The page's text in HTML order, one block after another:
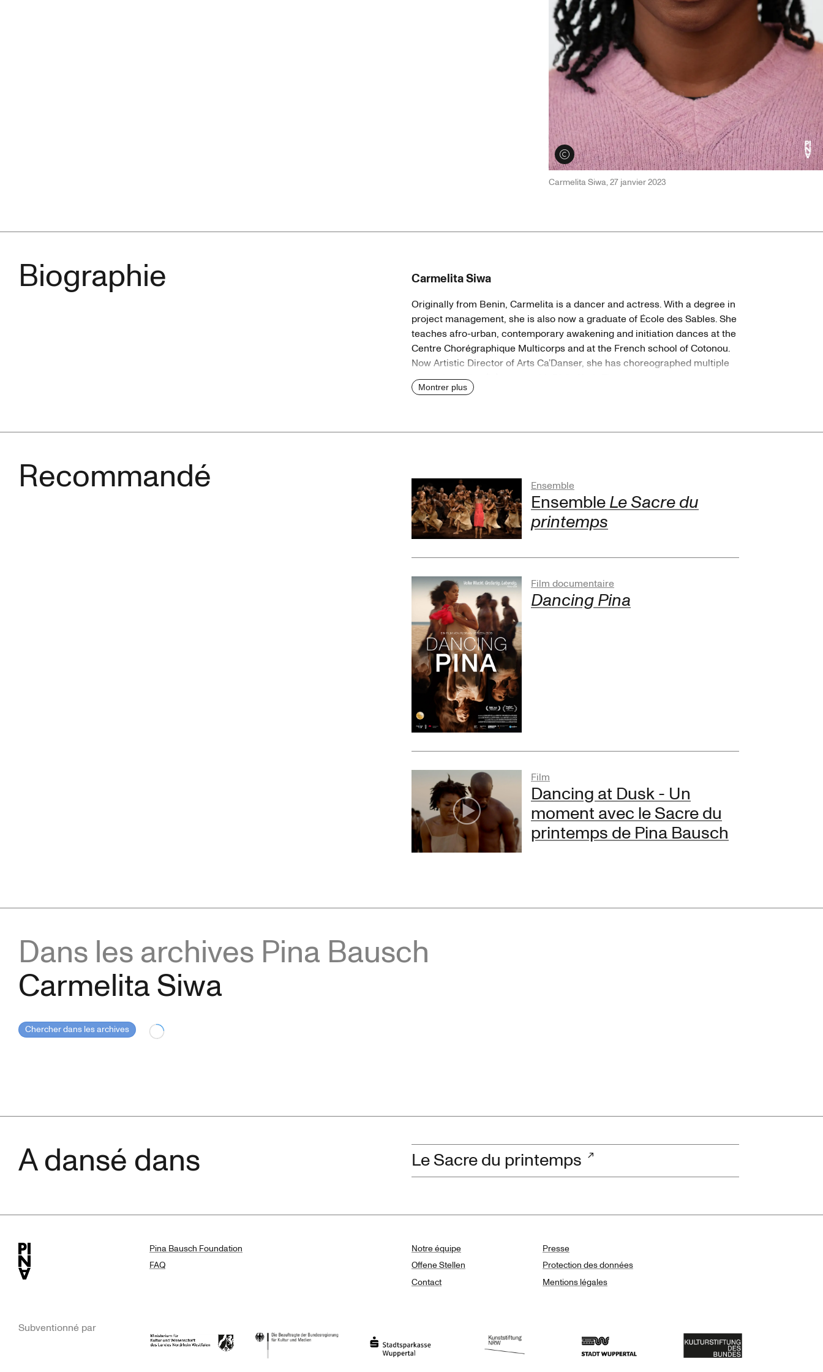
Voir les crédits
Carmelita Siwa, 27 janvier 2023
Biographie Carmelita Siwa
Originally from Benin, Carmelita is a dancer and actress. With a degree in
project management, she is also now a graduate of École des Sables. She
teaches afro-urban, contemporary awakening and initiation dances at the
Centre Chorégraphique Multicorps and at the French school of Cotonou.
Now Artistic Director of Arts Ca’Danser, she has choreographed multiple
works, including (in)secure with Didja Kady Tiemanta.
Montrer plus
Recommandé Ensemble
EnsembleLe Sacre du
printemps
Film documentaire
Dancing Pina
Film
Dancing at Dusk - Un
moment avec le Sacre du
printemps de Pina Bausch
Dans les archives Pina Bausch
Carmelita Siwa
Chercher dans les archives
A dansé dans Le Sacre du printemps
Pina Bausch Foundation
FAQ
Notre équipe
Offene Stellen
Contact
Presse
Protection des données
Mentions légales
Subventionné par